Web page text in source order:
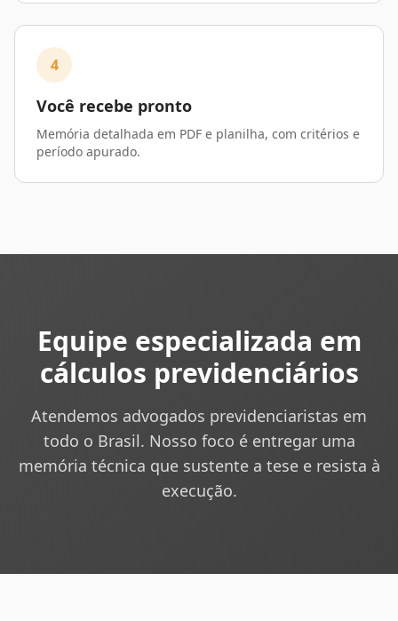
4
Você recebe pronto
Memória detalhada em PDF e planilha, com critérios e
período apurado.
Equipe especializada em
cálculos previdenciários
Atendemos advogados previdenciaristas em
todo o Brasil. Nosso foco é entregar uma
memória técnica que sustente a tese e resista à
execução.